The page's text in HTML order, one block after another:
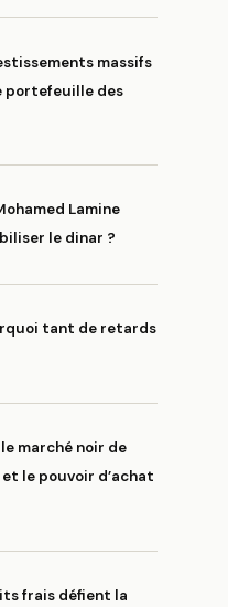
massifs
portefeuille des
Lamine
le dinar ?
tant de retards
marché noir de
le pouvoir d’achat
frais défient la